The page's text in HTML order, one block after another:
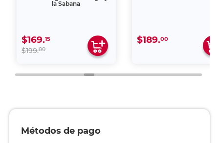
la Sabana
$169.15
$199.00
$189.00
Métodos de pago